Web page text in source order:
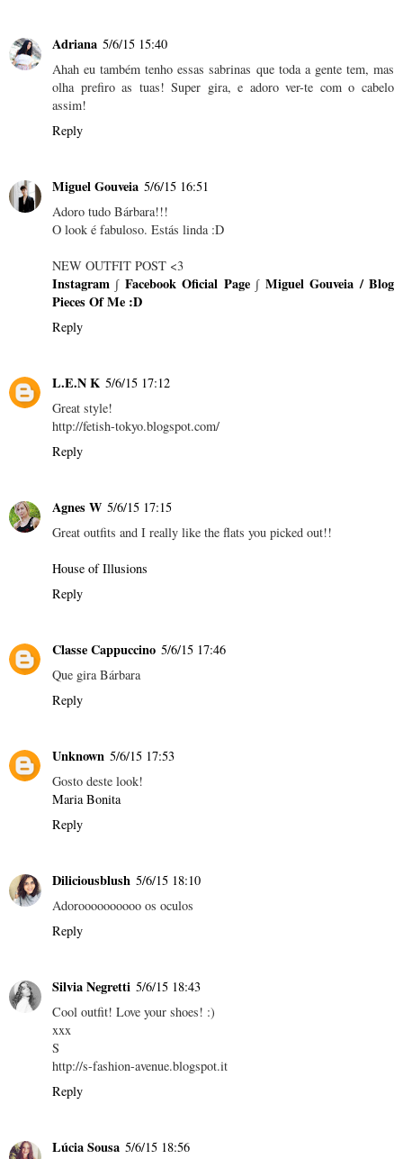
Adriana 5/6/15 15:40
Ahah eu também tenho essas sabrinas que toda a gente tem, mas
olha prefiro as tuas! Super gira, e adoro ver-te com o cabelo
assim!
Reply
Miguel Gouveia 5/6/15 16:51
Adoro tudo Bárbara!!!
O look é fabuloso. Estás linda :D
NEW OUTFIT POST <3
Instagram ∫ Facebook Oficial Page∫ Miguel Gouveia / Blog
Pieces Of Me :D
Reply
L.E.N K 5/6/15 17:12
Great style!
http://fetish-tokyo.blogspot.com/
Reply
Agnes W 5/6/15 17:15
Great outfits and I really like the flats you picked out!!
House of Illusions
Reply
Classe Cappuccino 5/6/15 17:46
Que gira Bárbara
Reply
Unknown 5/6/15 17:53
Gosto deste look!
Maria Bonita
Reply
Diliciousblush 5/6/15 18:10
Adoroooooooooo os oculos
Reply
Silvia Negretti 5/6/15 18:43
Cool outfit! Love your shoes! :)
xxx
S
http://s-fashion-avenue.blogspot.it
Reply
Lúcia Sousa 5/6/15 18:56